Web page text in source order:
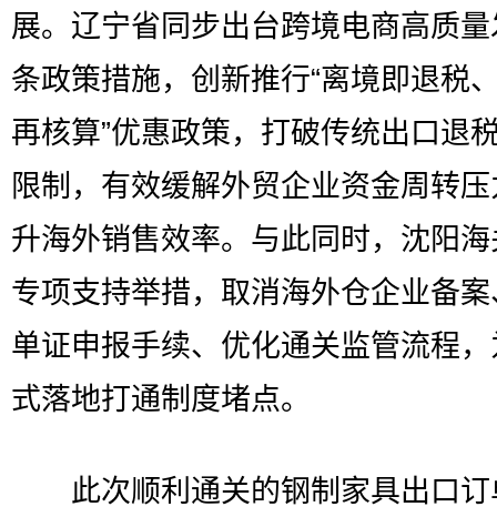
展。辽宁省同步出台跨境电商高质
条政策措施，创新推行“离境即退税
再核算”优惠政策，打破传统出口退
限制，有效缓解外贸企业资金周转
升海外销售效率。与此同时，沈阳
专项支持举措，取消海外仓企业备
单证申报手续、优化通关监管流程
式落地打通制度堵点。
此次顺利通关的钢制家具出口订